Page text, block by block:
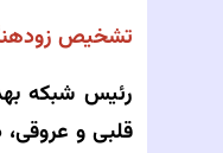
تشخیص
رئیس شبکه
قلبی و